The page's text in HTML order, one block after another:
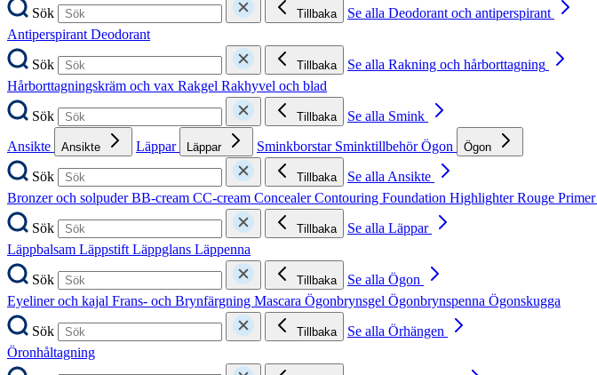
Sök
Tillbaka
Se alla Deodorant och antiperspirant
Antiperspirant Deodorant
Sök
Tillbaka
Se alla Rakning och hårborttagning
Hårborttagningskräm och vax Rakgel Rakhyvel och blad
Sök
Tillbaka
Se alla Smink
Ansikte
Ansikte Läppar Läppar Sminkborstar SminktillbehörÖgon Ögon
Sök Tillbaka
Se alla Ansikte
Bronzer och solpuderBB-cream CC-cream ConcealerContouring Foundation HighlighterRouge Primer
Sök
Tillbaka
Se alla Läppar
Läppbalsam Läppstift Läppglans Läppenna
Sök
Tillbaka
Se alla Ögon
Eyeliner och kajal Frans- och Brynfärgning Mascara Ögonbrynsgel Ögonbrynspenna Ögonskugga
Sök
Tillbaka
Se alla Örhängen
Öronhåltagning